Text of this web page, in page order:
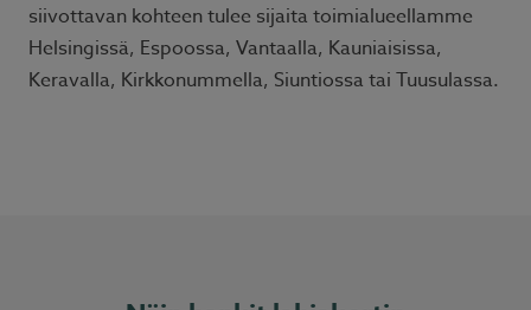
siivottavan kohteen tulee sijaita toimialueellamme
Helsingissä, Espoossa, Vantaalla, Kauniaisissa,
Keravalla, Kirkkonummella, Siuntiossa tai Tuusulassa.